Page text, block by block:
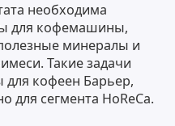
необходима
для кофемашины,
минералы и
Такие задачи
кофеен Барьер,
для сегмента HoReCa.